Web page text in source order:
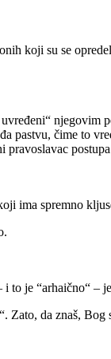
koji su se
njegovim
pastvu, čime to
pravoslavac
ima spremno
je “arhaično“ –
Zato, da znaš,